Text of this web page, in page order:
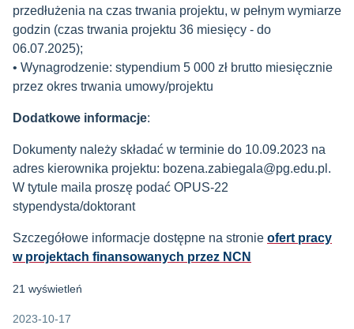
przedłużenia na czas trwania projektu, w pełnym wymiarze
godzin (czas trwania projektu 36 miesięcy - do
06.07.2025);
• Wynagrodzenie: stypendium 5 000 zł brutto miesięcznie
przez okres trwania umowy/projektu
Dodatkowe informacje:
Dokumenty należy składać w terminie do 10.09.2023 na
adres kierownika projektu: bozena.zabiegala@pg.edu.pl.
W tytule maila proszę podać OPUS-22
stypendysta/doktorant
Szczegółowe informacje dostępne na stronie ofert pracy
w projektach finansowanych przez NCN
21 wyświetleń
2023-10-17